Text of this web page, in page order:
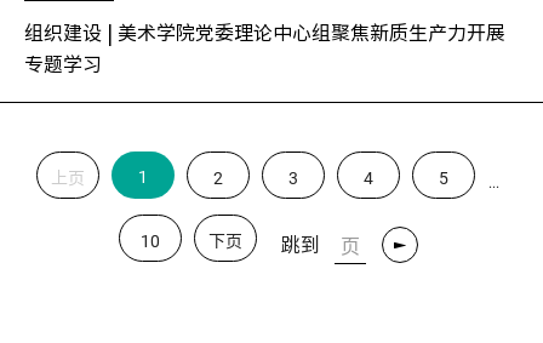
组织建设 | 美术学院党委理论中心组聚焦新质生产力开展
专题学习
上页 1 2 3 4 5 ...
10 下页 跳到